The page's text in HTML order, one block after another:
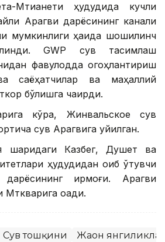
Мтианети ҳудудида кучли
Арагви дарёсининг канали
мумкинлиги ҳақида шошилинч
GWP сув тақсимлаш
фавқулодда огоҳлантириш
саёҳатчилар ва маҳаллий
бўлишга чақирди.
кўра, Жинвальское сув
сув Арагвига қуйилган.
шарқидаги Казбег, Душет ва
ҳудудидан оқиб ўтувчи
ирмоғи. Арагви
оқади.
Сув тошқини Жаҳон